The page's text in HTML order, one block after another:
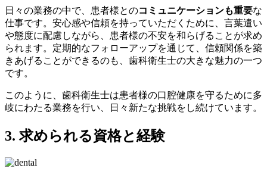
日々の業務の中で、患者様とのコミュニケーションも重要な
仕事です。安心感や信頼を持っていただくために、言葉遣い
や態度に配慮しながら、患者様の不安を和らげることが求め
られます。定期的なフォローアップを通じて、信頼関係を築
きあげることができるのも、歯科衛生士の大きな魅力の一つ
です。
このように、歯科衛生士は患者様の口腔健康を守るために多
岐にわたる業務を行い、日々新たな挑戦をし続けています。
3. 求められる資格と経験